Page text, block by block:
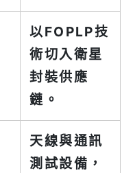
以FOPLP技
術切入衛星
封裝供應
鏈。
天線與通訊
測試設備，